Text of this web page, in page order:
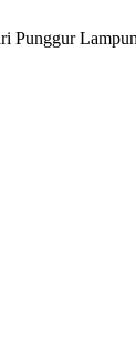
Punggur